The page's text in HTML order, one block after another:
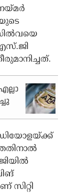
സിറ്റി